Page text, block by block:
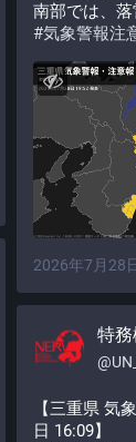
南部では、落
#気象警報注
2026年7月28
特務
@
【三重県 気
日 16:09】